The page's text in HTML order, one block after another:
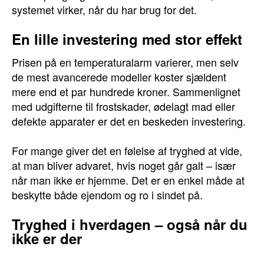
systemet virker, når du har brug for det.
En lille investering med stor effekt
Prisen på en temperaturalarm varierer, men selv
de mest avancerede modeller koster sjældent
mere end et par hundrede kroner. Sammenlignet
med udgifterne til frostskader, ødelagt mad eller
defekte apparater er det en beskeden investering.
For mange giver det en følelse af tryghed at vide,
at man bliver advaret, hvis noget går galt – især
når man ikke er hjemme. Det er en enkel måde at
beskytte både ejendom og ro i sindet på.
Tryghed i hverdagen – også når du
ikke er der